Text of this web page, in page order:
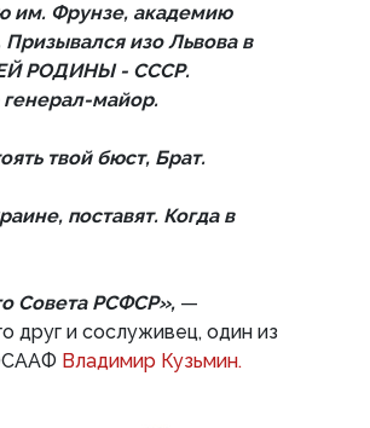
им. Фрунзе, академию
изо Львова в
РОДИНЫ - СССР.
майор.
твой бюст, Брат.
поставят. Когда в
Совета РСФСР», —
друг и сослуживец, один из
Владимир Кузьмин.